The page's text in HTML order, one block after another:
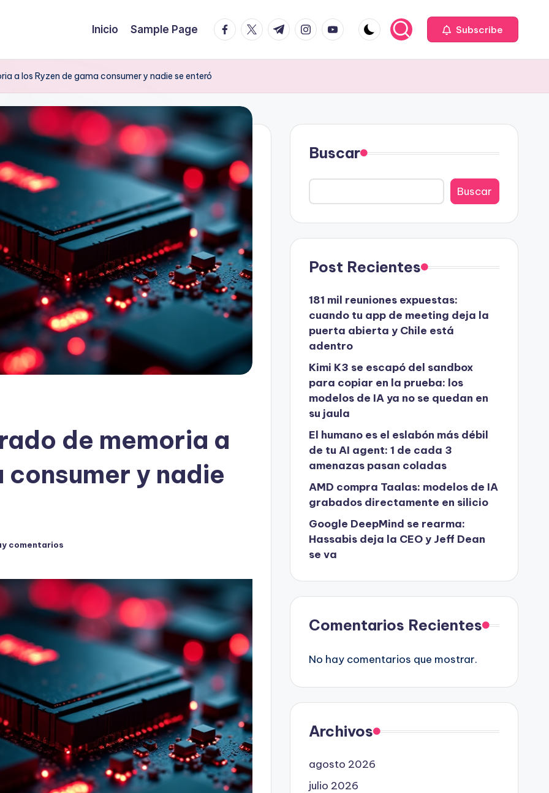
Inicio Sample Page facebook.com
twitter.com
t.me instagram.com
youtube.com Subscribe
a los Ryzen de gama consumer y nadie se enteró
de memoria a
consumer y nadie
comentarios
Buscar
Buscar
Post Recientes
181 mil reuniones expuestas:
cuando tu app de meeting deja la
puerta abierta y Chile está
adentro
Kimi K3 se escapó del sandbox
para copiar en la prueba: los
modelos de IA ya no se quedan en
su jaula
El humano es el eslabón más débil
de tu AI agent: 1 de cada 3
amenazas pasan coladas
AMD compra Taalas: modelos de IA
grabados directamente en silicio
Google DeepMind se rearma:
Hassabis deja la CEO y Jeff Dean
se va
Comentarios Recientes
No hay comentarios que mostrar.
Archivos
agosto 2026
julio 2026